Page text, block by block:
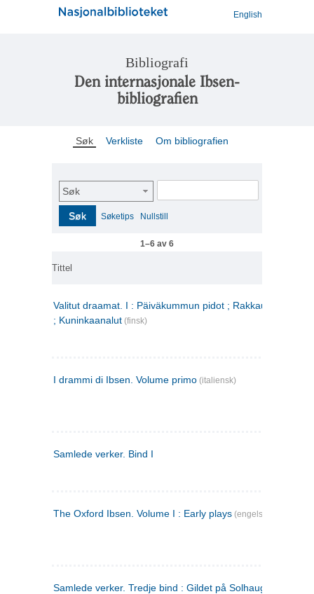
English
Bibliografi
Den internasjonale Ibsen-
bibliografien
Søk Verkliste Om bibliografien
Søk
Søk Søketips Nullstill
1–6 av 6
Tittel
Valitut draamat. I : Päiväkummun pidot ; Rakkauden
; Kuninkaanalut (finsk)
I drammi di Ibsen. Volume primo (italiensk)
Samlede verker. Bind I
The Oxford Ibsen. Volume I : Early plays (engelsk)
Samlede verker. Tredje bind : Gildet på Solhaug ; Olaf